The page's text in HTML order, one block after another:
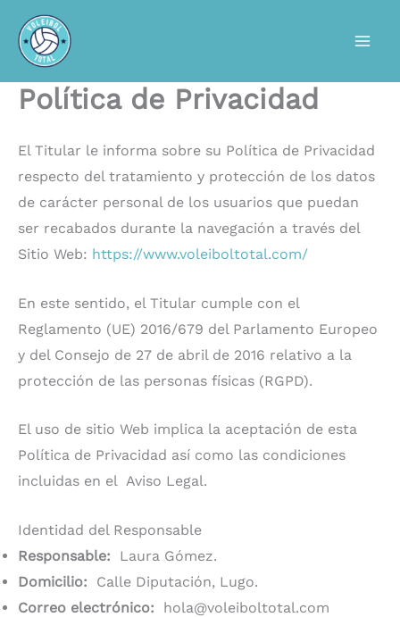
contenido
Política de Privacidad
El Titular le informa sobre su Política de Privacidad
respecto del tratamiento y protección de los datos
de carácter personal de los usuarios que puedan
ser recabados durante la navegación a través del
Sitio Web: https://www.voleiboltotal.com/
En este sentido, el Titular cumple con el
Reglamento (UE) 2016/679 del Parlamento Europeo
y del Consejo de 27 de abril de 2016 relativo a la
protección de las personas físicas (RGPD).
El uso de sitio Web implica la aceptación de esta
Política de Privacidad así como las condiciones
incluidas en el Aviso Legal.
Identidad del Responsable
Responsable: Laura Gómez.
Domicilio: Calle Diputación, Lugo.
Correo electrónico: hola@voleiboltotal.com